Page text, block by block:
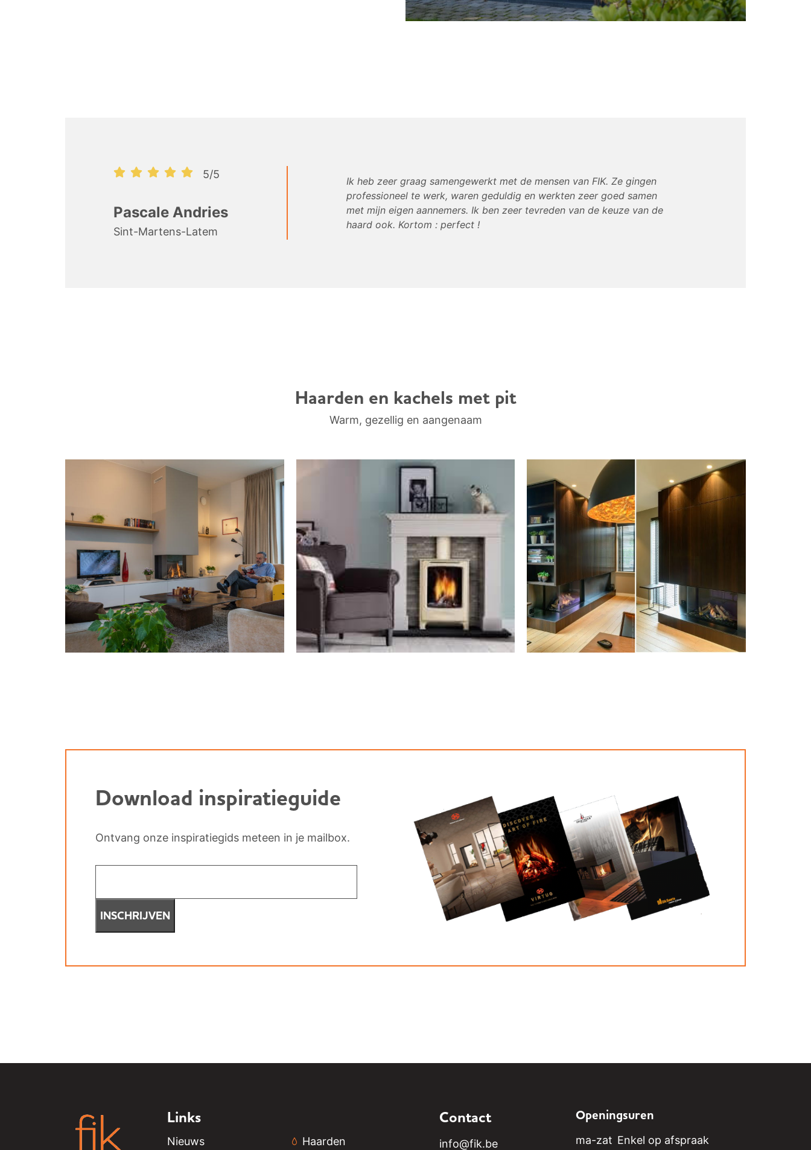
5/5
Pascale Andries
Sint-Martens-Latem
Ik heb zeer graag samengewerkt met de mensen van FIK. Ze gingen
professioneel te werk, waren geduldig en werkten zeer goed samen
met mijn eigen aannemers. Ik ben zeer tevreden van de keuze van de
haard ook. Kortom : perfect !
Haarden en kachels met pit
Warm, gezellig en aangenaam
Download inspiratieguide
Ontvang onze inspiratiegids meteen in je mailbox.
INSCHRIJVEN
Links
Nieuws Haarden
Contact
info@fik.be
Openingsuren
ma-zat Enkel op afspraak